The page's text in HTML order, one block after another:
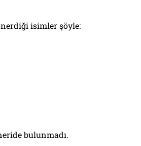
isimler şöyle:
bulunmadı.